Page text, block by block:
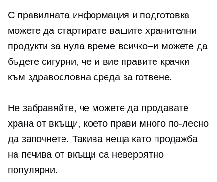
С правилната информация и подготовка
можете да стартирате вашите хранителни
продукти за нула време всичко–и можете да
бъдете сигурни, че и вие правите крачки
към здравословна среда за готвене.
Не забравяйте, че можете да продавате
храна от вкъщи, което прави много по-лесно
да започнете. Такива неща като продажба
на печива от вкъщи са невероятно
популярни.